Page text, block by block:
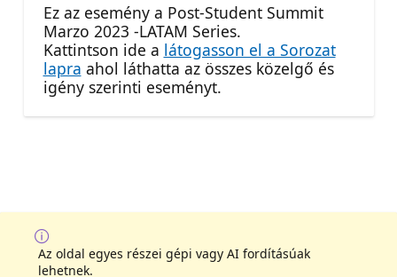
Ez az esemény a Post-Student Summit
Marzo 2023 -LATAM Series.
Kattintson ide a látogasson el a Sorozat
lapra ahol láthatta az összes közelgő és
igény szerinti eseményt.
Az oldal egyes részei gépi vagy AI fordításúak
lehetnek.